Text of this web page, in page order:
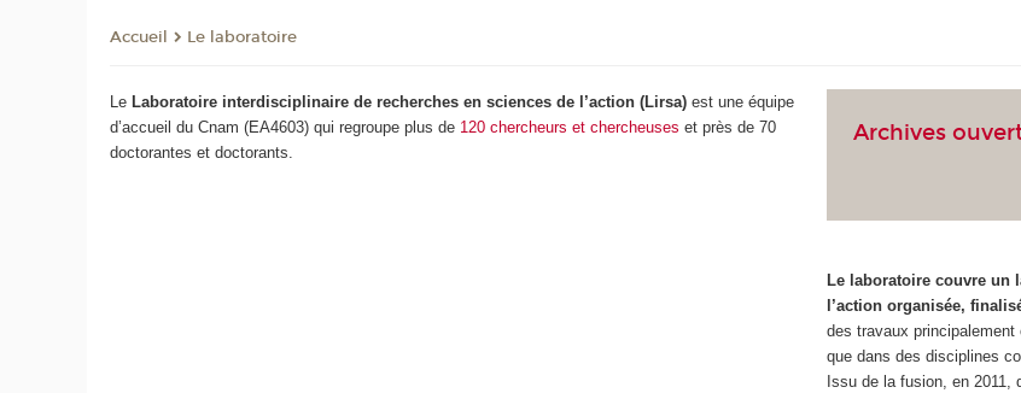
Accueil Le laboratoire
Le Laboratoire interdisciplinaire de recherches en sciences de l’action (Lirsa) est une équipe
d’accueil du Cnam (EA4603) qui regroupe plus de 120 chercheurs et chercheuses et près de 70
doctorantes et doctorants.
Archives
Le laboratoire couvre un
l’action organisée,
des travaux
que dans des disciplines
Issu de la fusion, en